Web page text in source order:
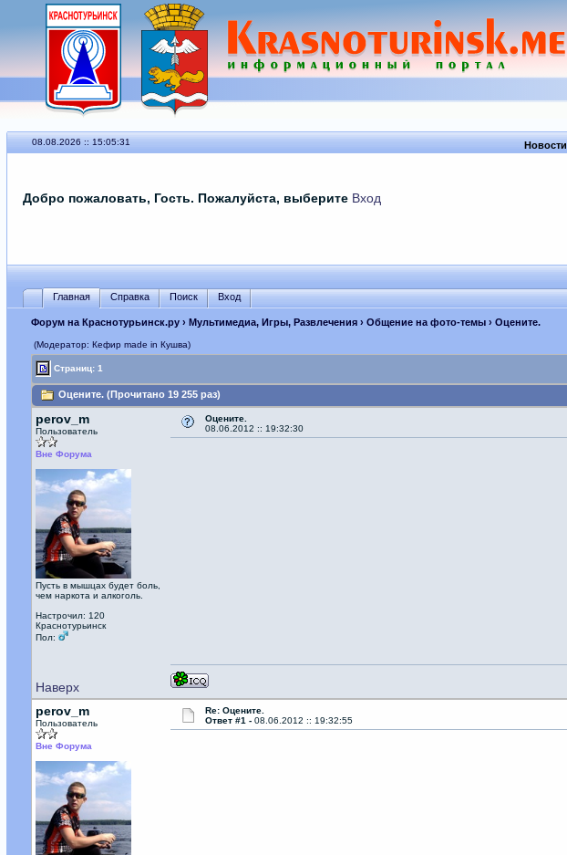
08.08.2026 :: 15:05:31 Новости
Добро пожаловать, Гость. Пожалуйста, выберите Вход
Главная Справка Поиск Вход
Форум на Краснотурьинск.ру› Мультимедиа, Игры, Развлечения› Общение на фото-темы› Оцените.
(Модератор: Кефир made in Кушва)
Страниц: 1
Оцените. (Прочитано 19 255 раз)
perov_m
Пользователь
Вне Форума
Пусть в мышцах будет боль,
чем наркота и алкоголь.
Настрочил: 120
Краснотурьинск
Пол:
Оцените.
08.06.2012 :: 19:32:30
Наверх
perov_m
Пользователь
Вне Форума
Re: Оцените.
Ответ #1 - 08.06.2012 :: 19:32:55